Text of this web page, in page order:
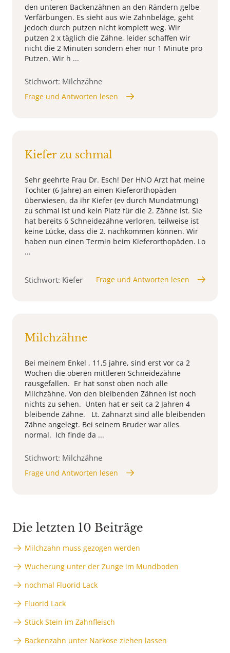
den unteren Backenzähnen an den Rändern gelbe
Verfärbungen. Es sieht aus wie Zahnbeläge, geht
jedoch durch putzen nicht komplett weg. Wir
putzen 2 x täglich die Zähne, leider schaffen wir
nicht die 2 Minuten sondern eher nur 1 Minute pro
Putzen. Wir h ...
Stichwort: Milchzähne
Frage und Antworten lesen
Kiefer zu schmal
Sehr geehrte Frau Dr. Esch! Der HNO Arzt hat meine
Tochter (6 Jahre) an einen Kieferorthopäden
überwiesen, da ihr Kiefer (ev durch Mundatmung)
zu schmal ist und kein Platz für die 2. Zähne ist. Sie
hat bereits 6 Schneidezähne verloren, teilweise ist
keine Lücke, dass die 2. nachkommen können. Wir
haben nun einen Termin beim Kieferorthopäden. Lo
...
Stichwort: Kiefer Frage und Antworten lesen
Milchzähne
Bei meinem Enkel , 11,5 jahre, sind erst vor ca 2
Wochen die oberen mittleren Schneidezähne
rausgefallen. Er hat sonst oben noch alle
Milchzähne. Von den bleibenden Zähnen ist noch
nichts zu sehen. Unten hat er seit ca 2 Jahren 4
bleibende Zähne. Lt. Zahnarzt sind alle bleibenden
Zähne angelegt. Bei seinem Bruder war alles
normal. Ich finde da ...
Stichwort: Milchzähne
Frage und Antworten lesen
Die letzten 10 Beiträge
Milchzahn muss gezogen werden
Wucherung unter der Zunge im Mundboden
nochmal Fluorid Lack
Fluorid Lack
Stück Stein im Zahnfleisch
Backenzahn unter Narkose ziehen lassen